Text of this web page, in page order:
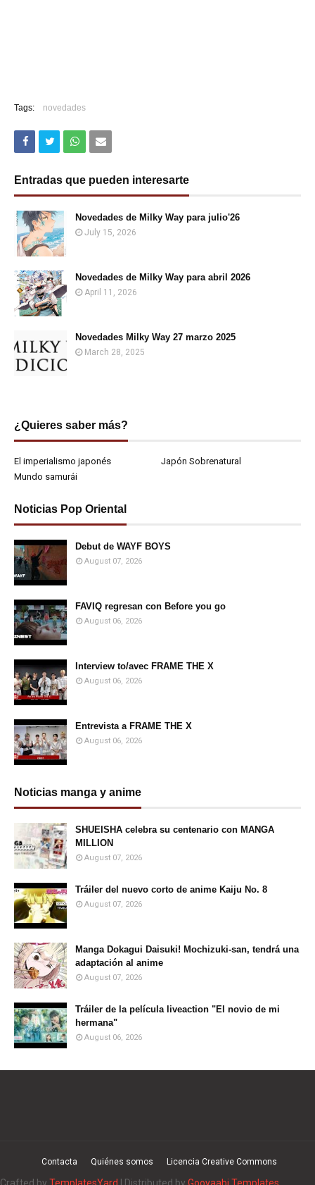
Tags: novedades
Entradas que pueden interesarte
Novedades de Milky Way para julio'26
July 15, 2026
Novedades de Milky Way para abril 2026
April 11, 2026
Novedades Milky Way 27 marzo 2025
March 28, 2025
¿Quieres saber más?
El imperialismo japonés
Japón Sobrenatural
Mundo samurái
Noticias Pop Oriental
Debut de WAYF BOYS
August 07, 2026
FAVIQ regresan con Before you go
August 06, 2026
Interview to/avec FRAME THE X
August 06, 2026
Entrevista a FRAME THE X
August 06, 2026
Noticias manga y anime
SHUEISHA celebra su centenario con MANGA
MILLION
August 07, 2026
Tráiler del nuevo corto de anime Kaiju No. 8
August 07, 2026
Manga Dokagui Daisuki! Mochizuki-san, tendrá una
adaptación al anime
August 07, 2026
Tráiler de la película liveaction "El novio de mi
hermana"
August 06, 2026
Contacta Quiénes somos Licencia Creative Commons